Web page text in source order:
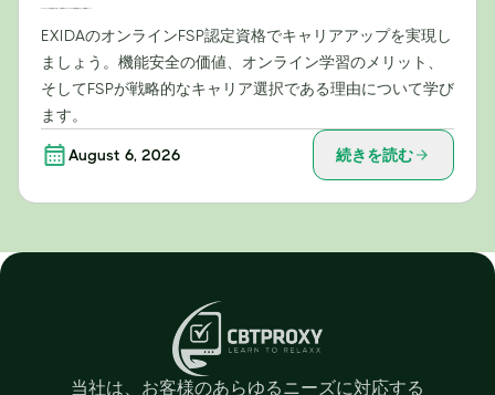
EXIDAのオンラインFSP認定資格でキャリアアップを実現し
ましょう。機能安全の価値、オンライン学習のメリット、
そしてFSPが戦略的なキャリア選択である理由について学び
ます。
August 6, 2026 続きを読む
当社は、お客様のあらゆるニーズに対応する